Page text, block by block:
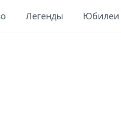
Легенды Юбилеи